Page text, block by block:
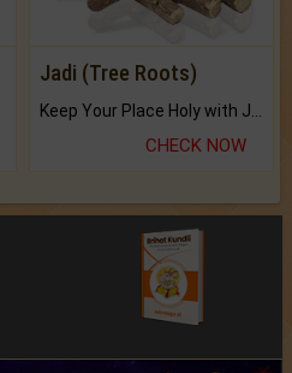
Jadi (Tree Roots)
Keep Your Place Holy with Jadi.
CHECK NOW